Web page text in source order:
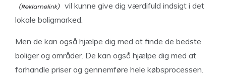
vil kunne give dig værdifuld indsigt i det
lokale boligmarked.
Men de kan også hjælpe dig med at finde de bedste
boliger og områder. De kan også hjælpe dig med at
forhandle priser og gennemføre hele købsprocessen.